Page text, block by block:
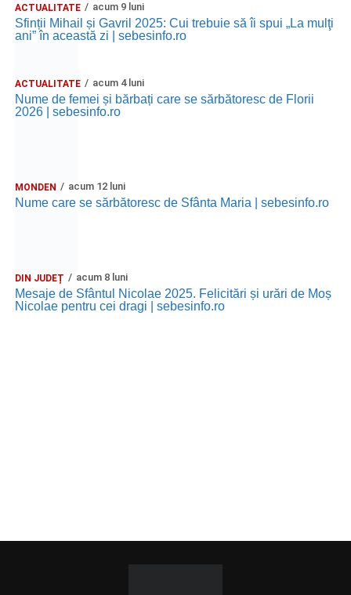
ACTUALITATE acum 9 luni
Sfinții Mihail și Gavril 2025: Cui trebuie să îi spui „La mulţi
ani” în această zi | sebesinfo.ro
ACTUALITATE acum 4 luni
Nume de femei și bărbați care se sărbătoresc de Florii
2026 | sebesinfo.ro
MONDEN acum 12 luni
Nume care se sărbătoresc de Sfânta Maria | sebesinfo.ro
DIN JUDEȚ acum 8 luni
Mesaje de Sfântul Nicolae 2025. Felicitări și urări de Moș
Nicolae pentru cei dragi | sebesinfo.ro